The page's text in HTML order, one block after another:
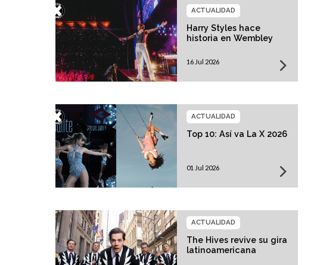
Harry Styles hace
historia en Wembley
ACTUALIDAD
16 Jul 2026
Top 10: Así va La X 2026
ACTUALIDAD
01 Jul 2026
The Hives revive su gira
latinoamericana
ACTUALIDAD